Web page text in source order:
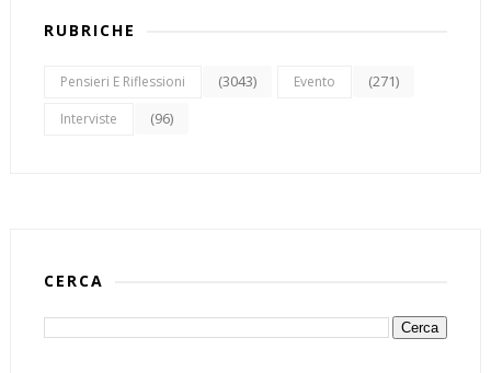
RUBRICHE
Pensieri E Riflessioni (3043) Evento (271)
Interviste (96)
CERCA